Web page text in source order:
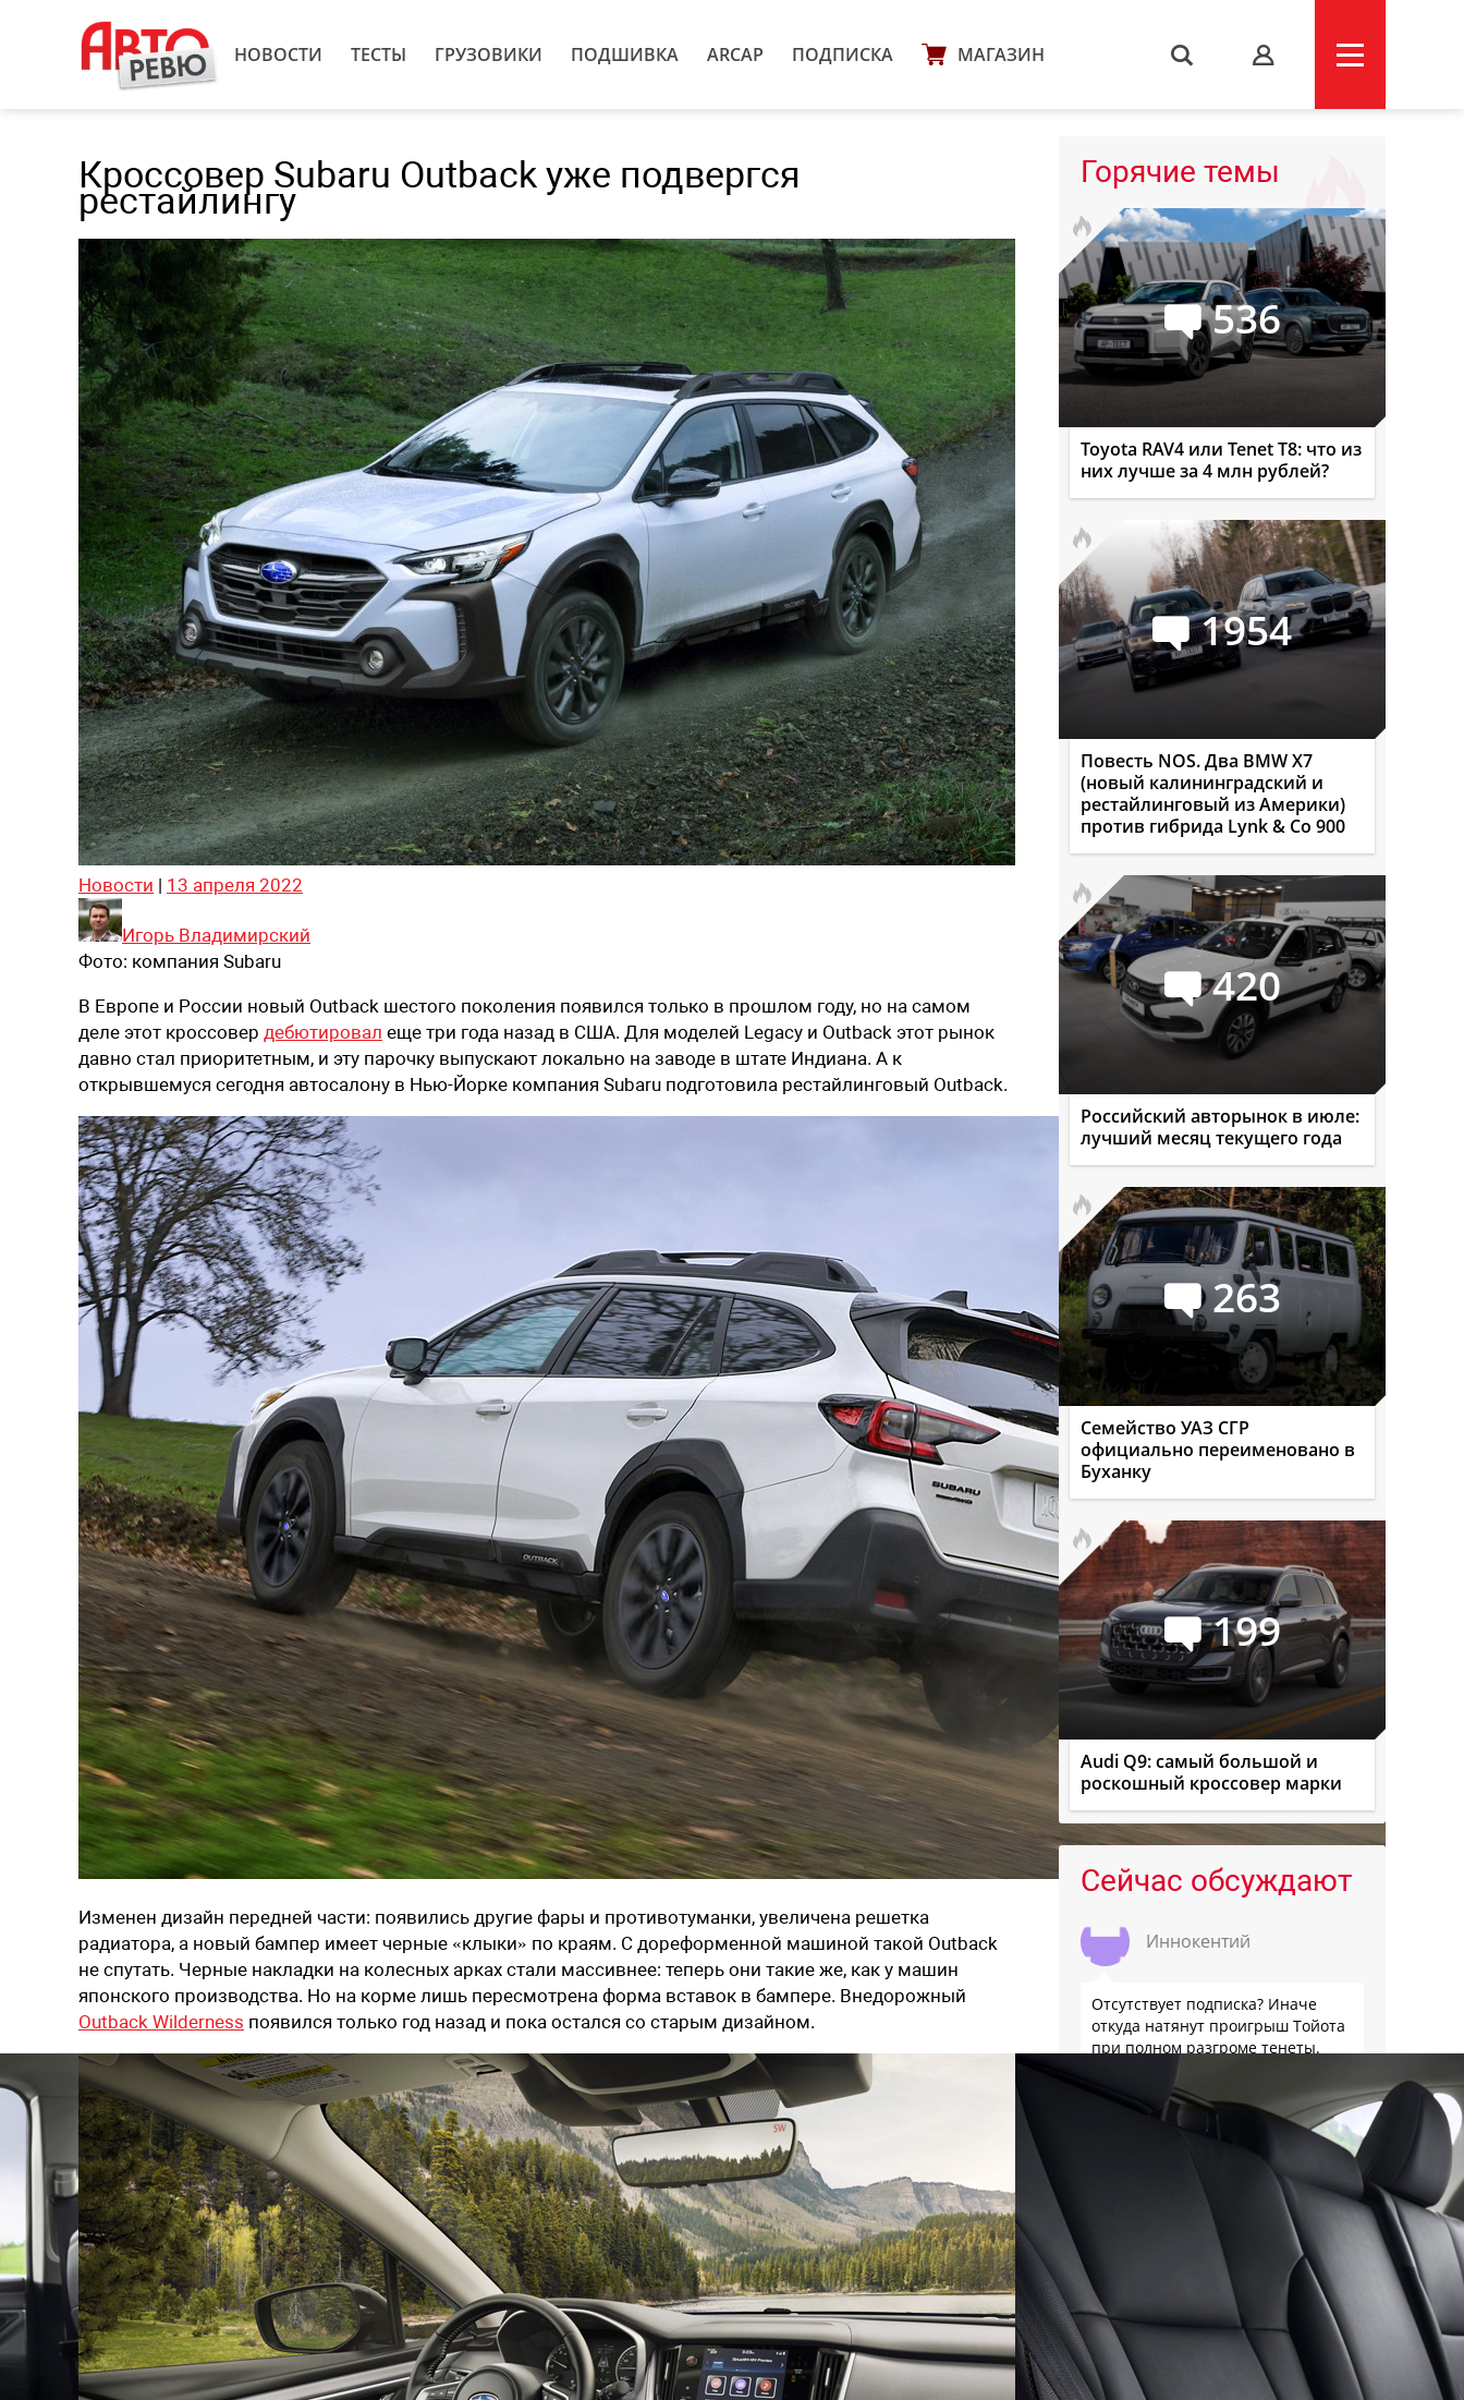
НОВОСТИ ТЕСТЫ ГРУЗОВИКИ ПОДШИВКА ARCAP ПОДПИСКА МАГАЗИН s
Кроссовер Subaru Outback уже подвергся
рестайлингу
Новости | 13 апреля 2022
Игорь Владимирский
Фото: компания Subaru
В Европе и России новый Outback шестого поколения появился только в прошлом году, но на самом
деле этот кроссовер дебютировал еще три года назад в США. Для моделей Legacy и Outback этот рынок
давно стал приоритетным, и эту парочку выпускают локально на заводе в штате Индиана. А к
открывшемуся сегодня автосалону в Нью-Йорке компания Subaru подготовила рестайлинговый Outback.
Изменен дизайн передней части: появились другие фары и противотуманки, увеличена решетка
радиатора, а новый бампер имеет черные «клыки» по краям. С дореформенной машиной такой Outback
не спутать. Черные накладки на колесных арках стали массивнее: теперь они такие же, как у машин
японского производства. Но на корме лишь пересмотрена форма вставок в бампере. Внедорожный
Outback Wilderness появился только год назад и пока остался со старым дизайном.
Горячие темы
536
Toyota RAV4 или Tenet T8: что из
них лучше за 4 млн рублей?
1954
Повесть NOS. Два BMW X7
(новый калининградский и
рестайлинговый из Америки)
против гибрида Lynk & Co 900
420
Российский авторынок в июле:
лучший месяц текущего года
263
Семейство УАЗ СГР
официально переименовано в
Буханку
199
Audi Q9: самый большой и
роскошный кроссовер марки
Сейчас обсуждают
Иннокентий
Отсутствует подписка? Иначе
откуда натянут проигрыш Тойота
при полном разгроме тенеты.
Иннокентий
«просто он не так давно
действует..» ещё не разогнался?)
китайцы поэтому и плодят по 20
клонов суббрендов, чтобы по 10
лет потом запчасти создавать,
хранить и доставлять, АГА)
ROMAN TERYAKOV